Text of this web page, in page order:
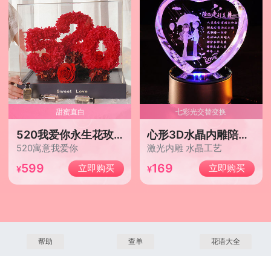
甜蜜直白
520我爱你永生花玫瑰礼盒/红色
520寓意我爱你
599 立即购买
七彩光交替变换
心形3D水晶内雕陪你走到老
激光内雕 水晶工艺
169 立即购买
帮助 查单 花语大全